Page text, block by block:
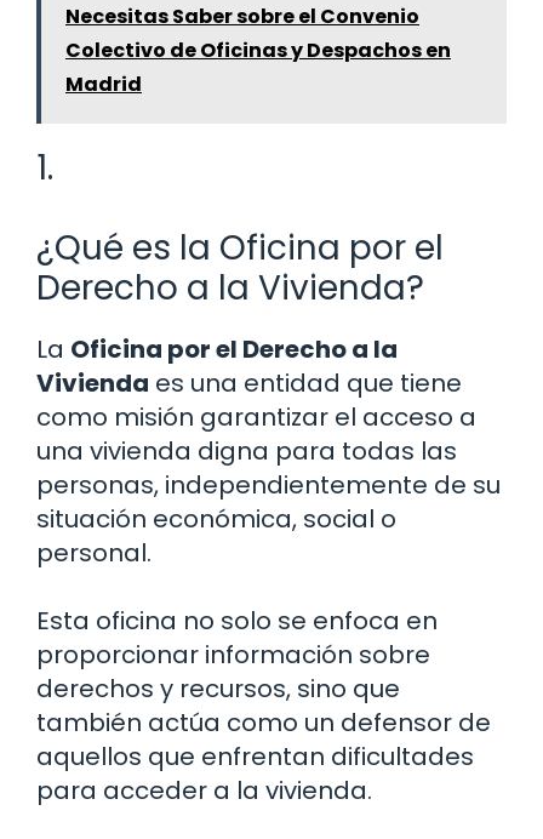
Necesitas Saber sobre el Convenio
Colectivo de Oficinas y Despachos en
Madrid
1.
¿Qué es la Oficina por el
Derecho a la Vivienda?
La Oficina por el Derecho a la
Vivienda es una entidad que tiene
como misión garantizar el acceso a
una vivienda digna para todas las
personas, independientemente de su
situación económica, social o
personal.
Esta oficina no solo se enfoca en
proporcionar información sobre
derechos y recursos, sino que
también actúa como un defensor de
aquellos que enfrentan dificultades
para acceder a la vivienda.